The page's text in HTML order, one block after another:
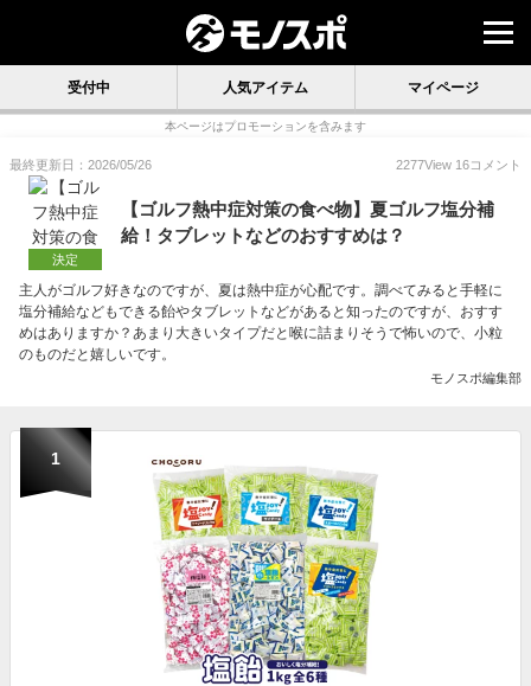
受付中 人気アイテム マイページ
本ページはプロモーションを含みます
最終更新日：2026/05/26 2277View 16コメント
決定
【ゴルフ熱中症対策の食べ物】夏ゴルフ塩分補
給！タブレットなどのおすすめは？
主人がゴルフ好きなのですが、夏は熱中症が心配です。調べてみると手軽に
塩分補給などもできる飴やタブレットなどがあると知ったのですが、おすす
めはありますか？あまり大きいタイプだと喉に詰まりそうで怖いので、小粒
のものだと嬉しいです。
モノスポ編集部
1